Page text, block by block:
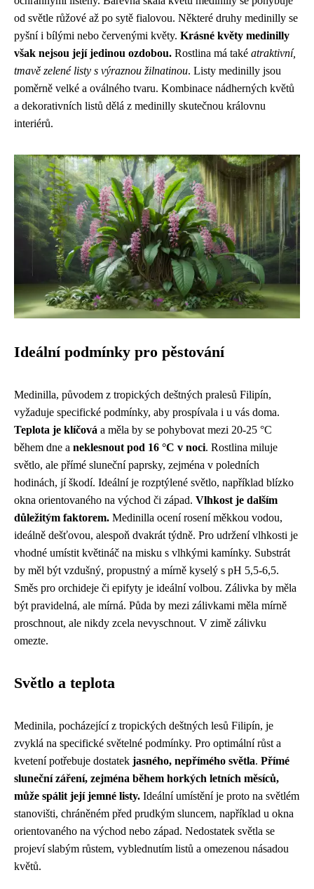
od světle růžové až po sytě fialovou. Některé druhy medinilly se
pyšní i bílými nebo červenými květy. Krásné květy medinilly
však nejsou její jedinou ozdobou. Rostlina má také atraktivní,
tmavě zelené listy s výraznou žilnatinou. Listy medinilly jsou
poměrně velké a oválného tvaru. Kombinace nádherných květů
a dekorativních listů dělá z medinilly skutečnou královnu
interiérů.
Ideální podmínky pro pěstování
Medinilla, původem z tropických deštných pralesů Filipín,
vyžaduje specifické podmínky, aby prospívala i u vás doma.
Teplota je klíčová a měla by se pohybovat mezi 20-25 °C
během dne a neklesnout pod 16 °C v noci. Rostlina miluje
světlo, ale přímé sluneční paprsky, zejména v poledních
hodinách, jí škodí. Ideální je rozptýlené světlo, například blízko
okna orientovaného na východ či západ. Vlhkost je dalším
důležitým faktorem. Medinilla ocení rosení měkkou vodou,
ideálně dešťovou, alespoň dvakrát týdně. Pro udržení vlhkosti je
vhodné umístit květináč na misku s vlhkými kamínky. Substrát
by měl být vzdušný, propustný a mírně kyselý s pH 5,5-6,5.
Směs pro orchideje či epifyty je ideální volbou. Zálivka by měla
být pravidelná, ale mírná. Půda by mezi zálivkami měla mírně
proschnout, ale nikdy zcela nevyschnout. V zimě zálivku
omezte.
Světlo a teplota
Medinila, pocházející z tropických deštných lesů Filipín, je
zvyklá na specifické světelné podmínky. Pro optimální růst a
kvetení potřebuje dostatek jasného, nepřímého světla. Přímé
sluneční záření, zejména během horkých letních měsíců,
může spálit její jemné listy. Ideální umístění je proto na světlém
stanovišti, chráněném před prudkým sluncem, například u okna
orientovaného na východ nebo západ. Nedostatek světla se
projeví slabým růstem, vyblednutím listů a omezenou násadou
květů.